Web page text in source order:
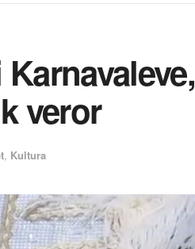
veror
, Kultura